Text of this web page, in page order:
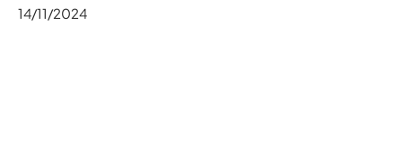
14/11/2024